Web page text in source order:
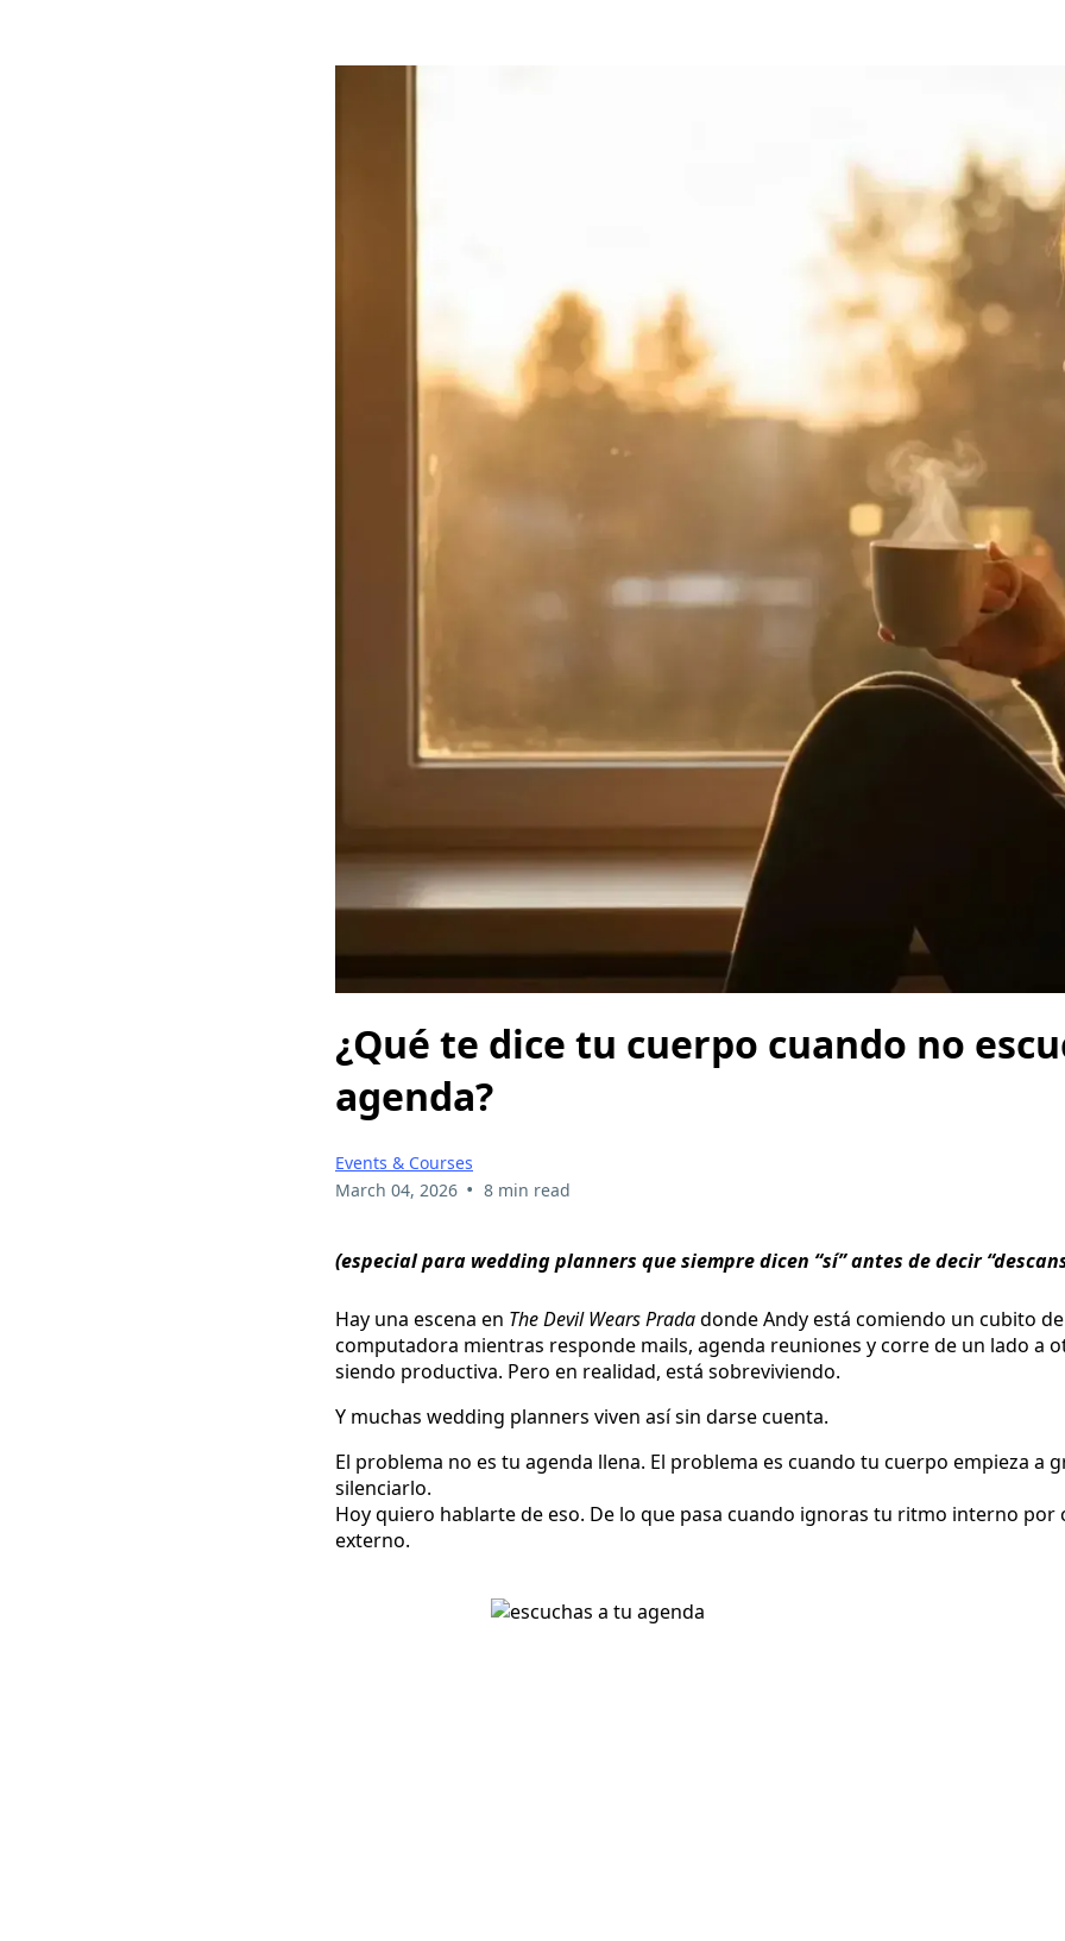
¿Qué te dice tu cuerpo cuando no
agenda?
Events & Courses
March 04, 2026 • 8 min read
(especial para wedding planners que siempre dicen “sí” antes de decir
Hay una escena en The Devil Wears Pradadonde Andy está comiendo un cubito
computadora mientras responde mails, agenda reuniones y corre de un lado a
siendo productiva. Pero en realidad, está sobreviviendo.
Y muchas wedding planners viven así sin darse cuenta.
El problema no es tu agenda llena. El problema es cuando tu cuerpo empieza a
silenciarlo.
Hoy quiero hablarte de eso. De lo que pasa cuando ignoras tu ritmo interno por
externo.